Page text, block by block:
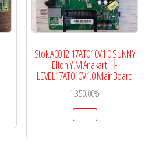
Stok A0012 17AT010V1.0 SUNNY
Elton Y.M Anakart Hİ-
LEVEL17AT010V1.0 MainBoard
1.350,00₺